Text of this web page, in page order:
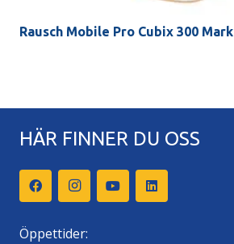
Rausch Mobile Pro Cubix 300 Mark
HÄR FINNER DU OSS
Öppettider: